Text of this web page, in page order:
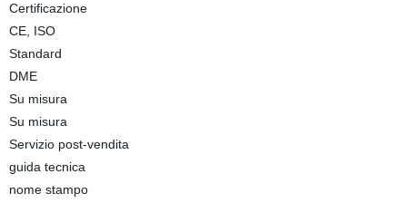
Certificazione
CE, ISO
Standard
DME
Su misura
Su misura
Servizio post-vendita
guida tecnica
nome stampo